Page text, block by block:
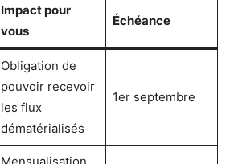
Impact pour
vous
Échéance
Obligation de
pouvoir recevoir
les flux
dématérialisés
1er septembre